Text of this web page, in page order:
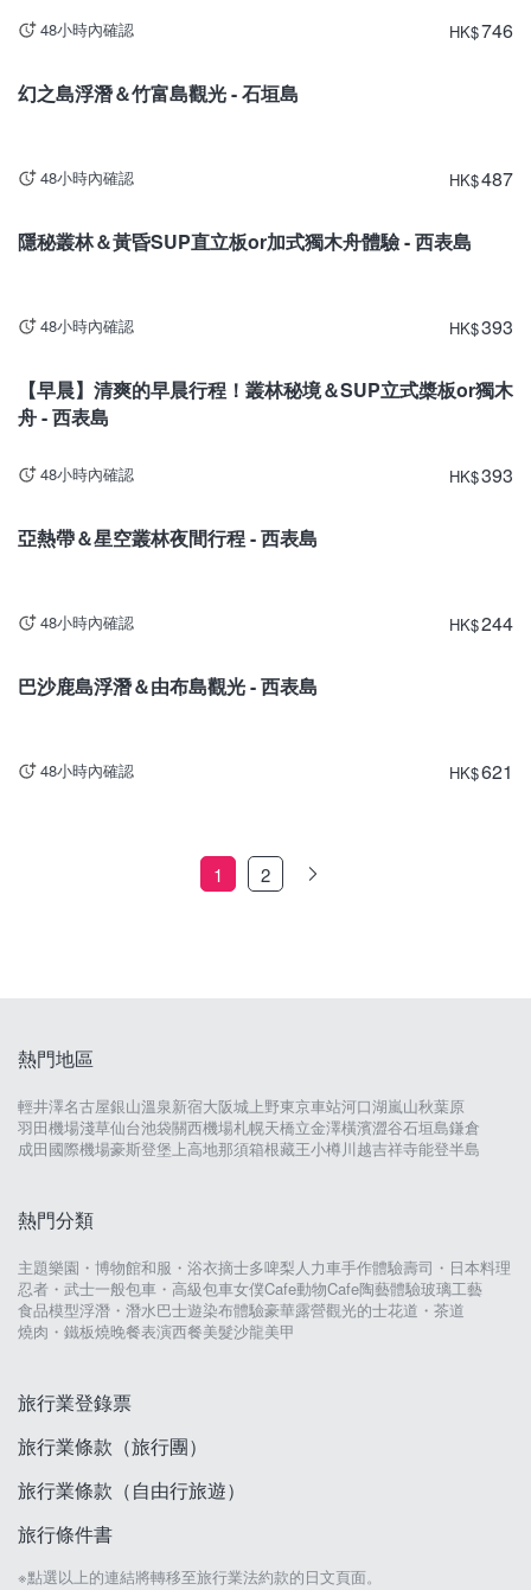
48小時內確認 HK$746
幻之島浮潛＆竹富島觀光 - 石垣島
48小時內確認 HK$487
隱秘叢林＆黃昏SUP直立板or加式獨木舟體驗 - 西表島
48小時內確認 HK$393
【早晨】清爽的早晨行程！叢林秘境＆SUP立式槳板or獨木
舟 - 西表島
48小時內確認 HK$393
亞熱帶＆星空叢林夜間行程 - 西表島
48小時內確認 HK$244
巴沙鹿島浮潛＆由布島觀光 - 西表島
48小時內確認 HK$621
1 2
熱門地區
輕井澤名古屋銀山溫泉新宿大阪城 上野東京車站河口湖嵐山秋葉原
羽田機場淺草仙台池袋關西機場札幌天橋立金澤橫濱澀谷石垣島鎌倉
成田國際機場豪斯登堡 上高地那須箱根藏王小樽川越吉祥寺能登半島
熱門分類
主題樂園・博物館和服・浴衣摘士多啤梨人力車手作體驗壽司・日本料理
忍者・武士一般包車・高級包車女僕Cafe動物Cafe陶藝體驗玻璃工藝
食品模型浮潛・潛水巴士遊染布體驗豪華露營觀光的士花道・茶道
燒肉・鐵板燒晚餐表演西餐美髮沙龍美甲
旅行業登錄票
旅行業條款（旅行團）
旅行業條款（自由行旅遊）
旅行條件書
※點選以上的連結將轉移至旅行業法約款的日文頁面。